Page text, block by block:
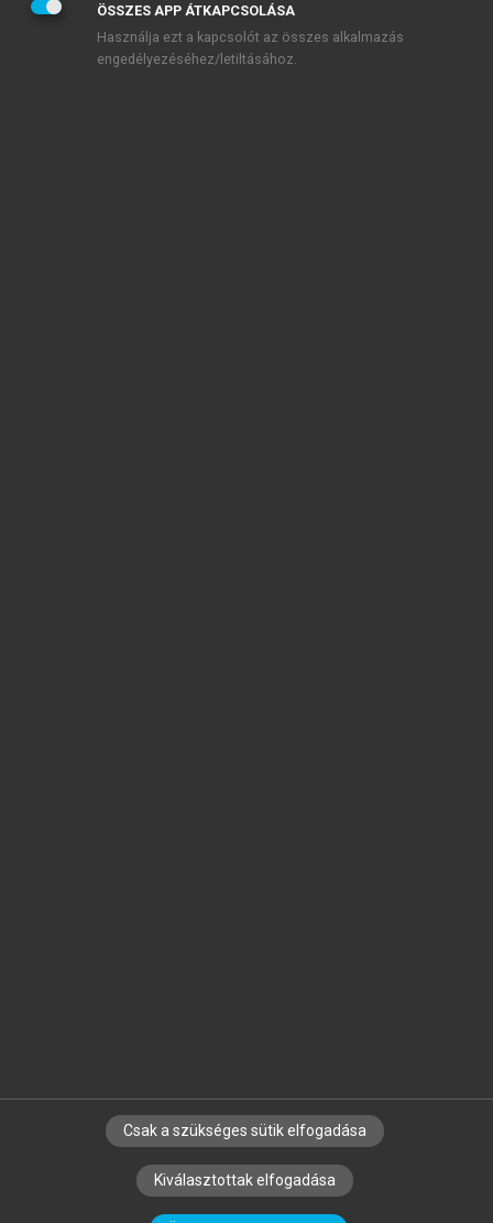
SZERZŐKNEK CÉGEKNEK KÖNYVTÁROSOKNAK
SZERKESZTÉSI ÉS LEKTORÁLÁSI ALAPELVEK
ÖSSZES APP ÁTKAPCSOLÁSA
Használja ezt a kapcsolót az összes alkalmazás
engedélyezéséhez/letiltásához.
Csak a szükséges sütik elfogadása
Kiválasztottak elfogadása